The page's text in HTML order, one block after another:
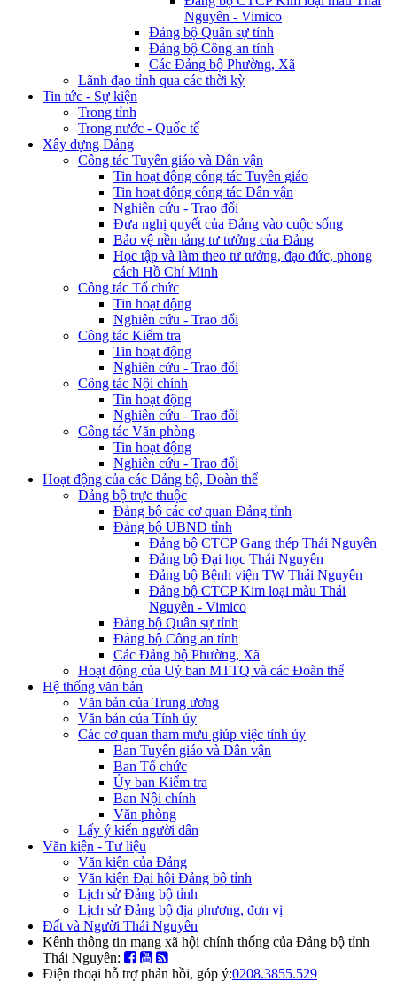
Nguyên - Vimico
Đảng bộ Quân sự tỉnh
Đảng bộ Công an tỉnh
Các Đảng bộ Phường, Xã
Lãnh đạo tỉnh qua các thời kỳ
Tin tức - Sự kiện
Trong tỉnh
Trong nước - Quốc tế
Xây dựng Đảng
Công tác Tuyên giáo và Dân vận
Tin hoạt động công tác Tuyên giáo
Tin hoạt động công tác Dân vận
Nghiên cứu - Trao đổi
Đưa nghị quyết của Đảng vào cuộc sống
Bảo vệ nền tảng tư tưởng của Đảng
Học tập và làm theo tư tưởng, đạo đức, phong
cách Hồ Chí Minh
Công tác Tổ chức
Tin hoạt động
Nghiên cứu - Trao đổi
Công tác Kiểm tra
Tin hoạt động
Nghiên cứu - Trao đổi
Công tác Nội chính
Tin hoạt động
Nghiên cứu - Trao đổi
Công tác Văn phòng
Tin hoạt động
Nghiên cứu - Trao đổi
Hoạt động của các Đảng bộ, Đoàn thể
Đảng bộ trực thuộc
Đảng bộ các cơ quan Đảng tỉnh
Đảng bộ UBND tỉnh
Đảng bộ CTCP Gang thép Thái Nguyên
Đảng bộ Đại học Thái Nguyên
Đảng bộ Bệnh viện TW Thái Nguyên
Đảng bộ CTCP Kim loại màu Thái
Nguyên - Vimico
Đảng bộ Quân sự tỉnh
Đảng bộ Công an tỉnh
Các Đảng bộ Phường, Xã
Hoạt động của Uỷ ban MTTQ và các Đoàn thể
Hệ thống văn bản
Văn bản của Trung ương
Văn bản của Tỉnh ủy
Các cơ quan tham mưu giúp việc tỉnh ủy
Ban Tuyên giáo và Dân vận
Ban Tổ chức
Ủy ban Kiểm tra
Ban Nội chính
Văn phòng
Lấy ý kiến người dân
Văn kiện - Tư liệu
Văn kiện của Đảng
Văn kiện Đại hội Đảng bộ tỉnh
Lịch sử Đảng bộ tỉnh
Lịch sử Đảng bộ địa phương, đơn vị
Đất và Người Thái Nguyên
Kênh thông tin mạng xã hội chính thống của Đảng bộ tỉnh
Thái Nguyên:
Điện thoại hỗ trợ phản hồi, góp ý:0208.3855.529